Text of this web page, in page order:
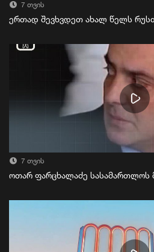
7 თვის
ერთად შევხვდეთ ახალ წელს
7 თვის
ოთარ ფარცხალაძე სასამართლოს